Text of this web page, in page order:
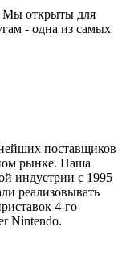
Мы открыты для
- одна из самых
поставщиков
рынке. Наша
индустрии с 1995
реализовывать
4-го
Nintendo.